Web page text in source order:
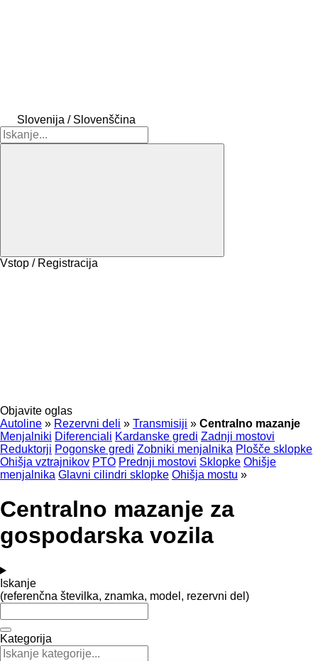
Slovenija / Slovenščina
Vstop / Registracija
Objavite oglas
Autoline » Rezervni deli » Transmisiji » Centralno mazanje
Menjalniki Diferenciali Kardanske gredi Zadnji mostovi
Reduktorji Pogonske gredi Zobniki menjalnika Plošče sklopke
Ohišja vztrajnikov PTO Prednji mostovi Sklopke Ohišje
menjalnika Glavni cilindri sklopke Ohišja mostu »
Centralno mazanje za
gospodarska vozila
Iskanje
(referenčna številka, znamka, model, rezervni del)
Kategorija